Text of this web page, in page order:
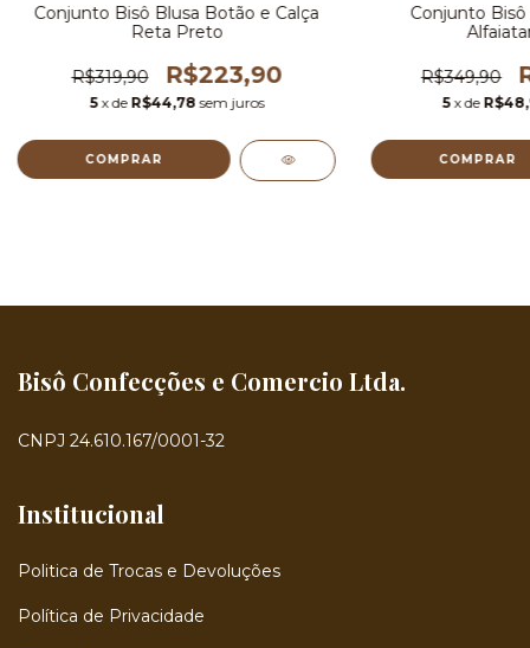
Conjunto Bisô Blusa Botão e Calça
Reta Preto
R$319,90 R$223,90
5 x de R$44,78 sem juros
COMPRAR
Conjunto
R$349,90
5 x de
COMPRAR
Bisô Confecções e Comercio Ltda.
CNPJ 24.610.167/0001-32
Institucional
Politica de Trocas e Devoluções
Política de Privacidade